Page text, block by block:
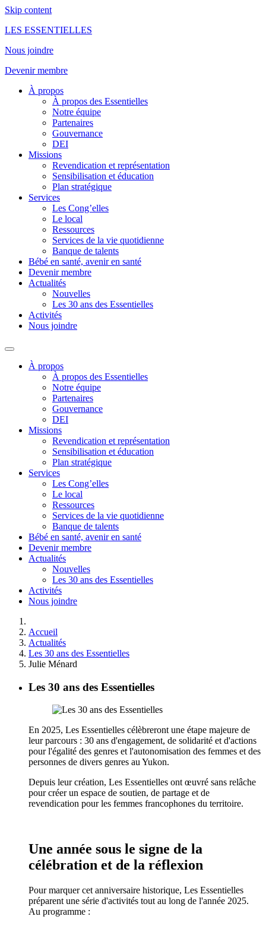
Skip content
LES ESSENTIELLES
Nous joindre
Devenir membre
À propos
À propos des Essentielles
Notre équipe
Partenaires
Gouvernance
DEI
Missions
Revendication et représentation
Sensibilisation et éducation
Plan stratégique
Services
Les Cong’elles
Le local
Ressources
Services de la vie quotidienne
Banque de talents
Bébé en santé, avenir en santé
Devenir membre
Actualités
Nouvelles
Les 30 ans des Essentielles
Activités
Nous joindre
À propos
À propos des Essentielles
Notre équipe
Partenaires
Gouvernance
DEI
Missions
Revendication et représentation
Sensibilisation et éducation
Plan stratégique
Services
Les Cong’elles
Le local
Ressources
Services de la vie quotidienne
Banque de talents
Bébé en santé, avenir en santé
Devenir membre
Actualités
Nouvelles
Les 30 ans des Essentielles
Activités
Nous joindre
Accueil
Actualités
Les 30 ans des Essentielles
Julie Ménard
Les 30 ans des Essentielles
En 2025, Les Essentielles célèbreront une étape majeure de
leur parcours : 30 ans d'engagement, de solidarité et d'actions
pour l'égalité des genres et l'autonomisation des femmes et des
personnes de divers genres au Yukon.
Depuis leur création, Les Essentielles ont œuvré sans relâche
pour créer un espace de soutien, de partage et de
revendication pour les femmes francophones du territoire.
Une année sous le signe de la
célébration et de la réflexion
Pour marquer cet anniversaire historique, Les Essentielles
préparent une série d'activités tout au long de l'année 2025.
Au programme :